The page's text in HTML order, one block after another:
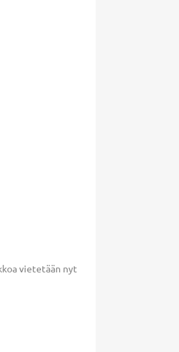
vietetään nyt